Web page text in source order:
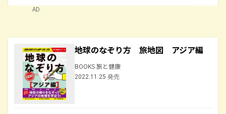
AD
地球のなぞり方 旅地図 アジア編
BOOKS 旅と健康
2022.11.25 発売